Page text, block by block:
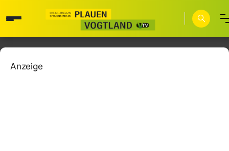
Anzeige